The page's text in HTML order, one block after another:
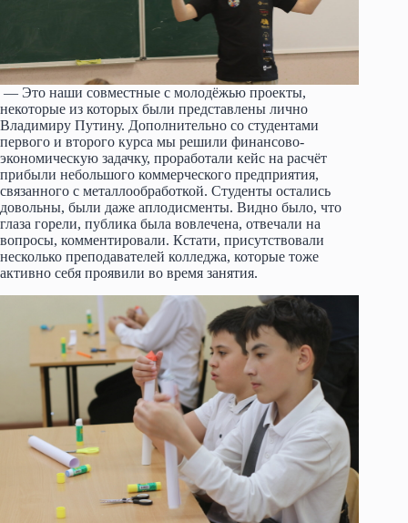
— Это наши совместные с молодёжью проекты,
некоторые из которых были представлены лично
Владимиру Путину. Дополнительно со студентами
первого и второго курса мы решили финансово-
экономическую задачку, проработали кейс на расчёт
прибыли небольшого коммерческого предприятия,
связанного с металлообработкой. Студенты остались
довольны, были даже аплодисменты. Видно было, что
глаза горели, публика была вовлечена, отвечали на
вопросы, комментировали. Кстати, присутствовали
несколько преподавателей колледжа, которые тоже
активно себя проявили во время занятия.